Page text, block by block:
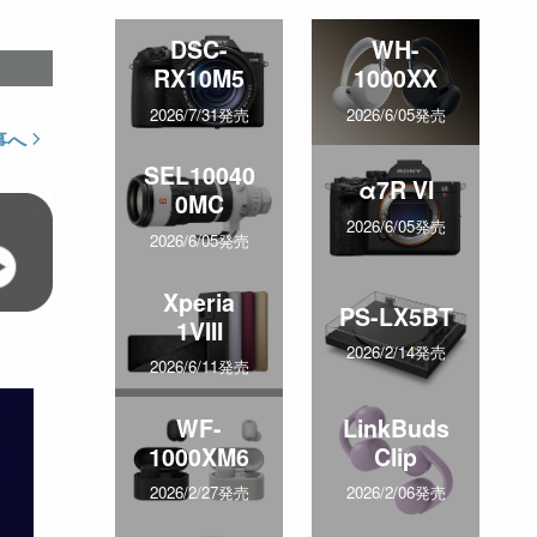
へ
DSC-
RX10M5
2026/7/31発売
WH-
1000XX
2026/6/05発売
SEL10040
0MC
2026/6/05発売
α7R VI
2026/6/05発売
Xperia
1VIII
2026/6/11発売
PS-LX5BT
2026/2/14発売
WF-
1000XM6
2026/2/27発売
LinkBuds
Clip
2026/2/06発売